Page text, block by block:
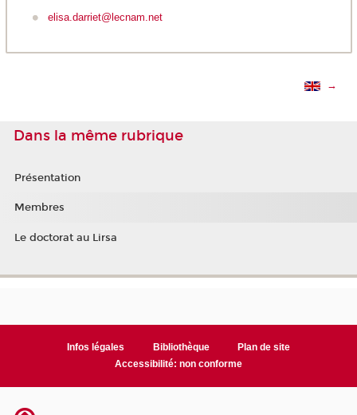
elisa.darriet@lecnam.net
→
Dans la même rubrique
Présentation
Membres
Le doctorat au Lirsa
Infos légales Bibliothèque
Plan de site
Accessibilité: non conforme